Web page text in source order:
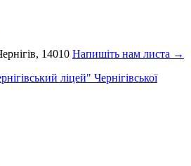
14010 Напишіть нам листа →
ліцей" Чернігівської